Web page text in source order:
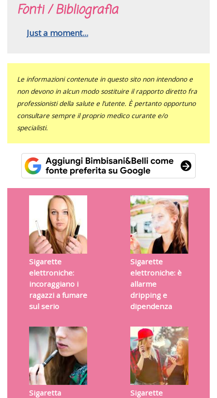
Fonti / Bibliografia
Just a moment...
Le informazioni contenute in questo sito non intendono e
non devono in alcun modo sostituire il rapporto diretto fra
professionisti della salute e l’utente. È pertanto opportuno
consultare sempre il proprio medico curante e/o
specialisti.
Sigarette
elettroniche:
incoraggiano i
ragazzi a fumare
sul serio
Sigarette
elettroniche: è
allarme
dripping e
dipendenza
Sigaretta
Sigarette